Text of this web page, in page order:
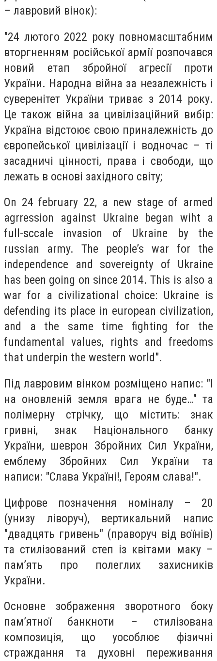
– лавровий вінок):
"24 лютого 2022 року повномасштабним
вторгненням російської армії розпочався
новий етап збройної агресії проти
України. Народна війна за незалежність і
суверенітет України триває з 2014 року.
Це також війна за цивілізаційний вибір:
Україна відстоює свою приналежність до
європейської цивілізації і водночас – ті
засадничі цінності, права і свободи, що
лежать в основі західного світу;
On 24 february 22, a new stage of armed
agrression against Ukraine began wiht a
full-sccale invasion of Ukraine by the
russian army. The people’s war for the
independence and sovereignty of Ukraine
has been going on since 2014. This is also a
war for a civilizational choice: Ukraine is
defending its place in european civilization,
and a the same time fighting for the
fundamental values, rights and freedoms
that underpin the western world".
Під лавровим вінком розміщено напис: "І
на оновленій земля врага не буде…" та
полімерну стрічку, що містить: знак
гривні, знак Національного банку
України, шеврон Збройних Сил України,
емблему Збройних Сил України та
написи: "Слава Україні!, Героям слава!".
Цифрове позначення номіналу – 20
(унизу ліворуч), вертикальний напис
"двадцять гривень" (праворуч від воїнів)
та стилізований степ із квітами маку –
пам’ять про полеглих захисників
України.
Основне зображення зворотного боку
пам’ятної банкноти – стилізована
композиція, що уособлює фізичні
страждання та духовні переживання